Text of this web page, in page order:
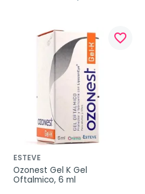
favorite_border
ESTEVE
Ozonest Gel K Gel
Oftalmico, 6 ml